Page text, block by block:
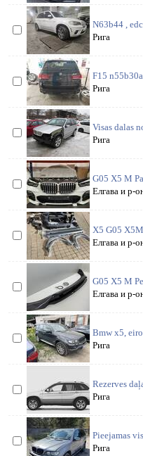
N63b44 ,
Рига
F15
Рига
Visas dalas
Рига
G05 X5 M
Елгава и р-
X5 G05
Елгава и р-
G05 X5 M
Елгава и р-
Bmw x5,
Рига
Rezerves
Рига
Pieejamas
Рига